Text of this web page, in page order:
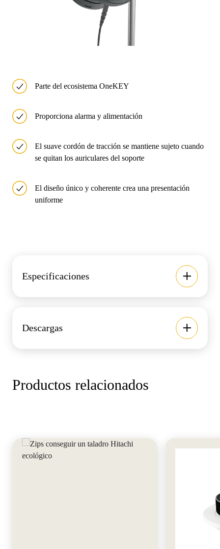
Parte del ecosistema OneKEY
Proporciona alarma y alimentación
El suave cordón de tracción se mantiene sujeto cuando
se quitan los auriculares del soporte
El diseño único y coherente crea una presentación
uniforme
Especificaciones
Descargas
Productos relacionados